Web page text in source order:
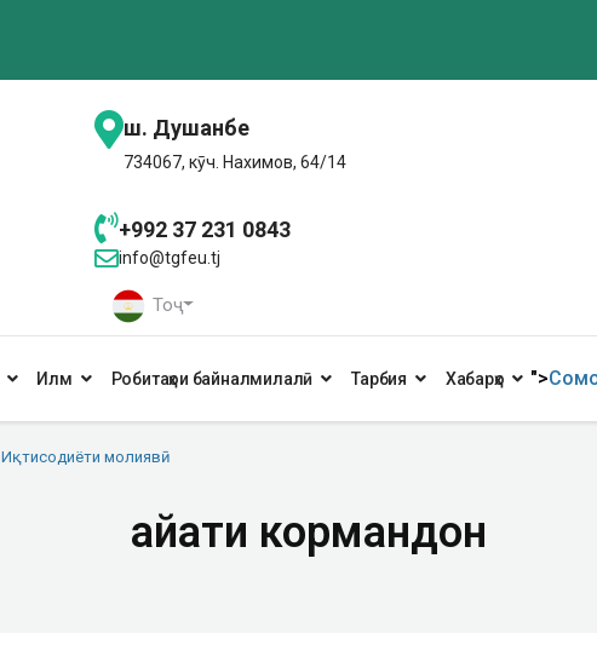
ш. Душанбе
734067, кӯч. Нахимов, 64/14
+992 37 231 0843
info@tgfeu.tj
Тоҷ
Илм Робитаҳои байналмилалӣ Тарбия Хабарҳо ">
Иқтисодиёти молиявӣ
Ҳайати кормандон